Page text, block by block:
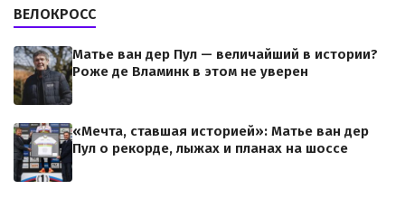
ВЕЛОКРОСС
Матье ван дер Пул — величайший в истории?
Роже де Вламинк в этом не уверен
«Мечта, ставшая историей»: Матье ван дер
Пул о рекорде, лыжах и планах на шоссе